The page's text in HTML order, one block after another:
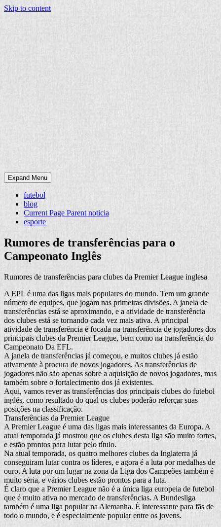
Skip to content
Expand Menu
futebol
blog
Current Page Parent noticia
esporte
Rumores de transferências para o
Campeonato Inglês
Rumores de transferências para clubes da Premier League inglesa
A EPL é uma das ligas mais populares do mundo. Tem um grande
número de equipes, que jogam nas primeiras divisões. A janela de
transferências está se aproximando, e a atividade de transferência
dos clubes está se tornando cada vez mais ativa. A principal
atividade de transferência é focada na transferência de jogadores dos
principais clubes da Premier League, bem como na transferência do
Campeonato Da EFL.
A janela de transferências já começou, e muitos clubes já estão
ativamente à procura de novos jogadores. As transferências de
jogadores não são apenas sobre a aquisição de novos jogadores, mas
também sobre o fortalecimento dos já existentes.
Aqui, vamos rever as transferências dos principais clubes do futebol
inglês, como resultado do qual os clubes poderão reforçar suas
posições na classificação.
Transferências da Premier League
A Premier League é uma das ligas mais interessantes da Europa. A
atual temporada já mostrou que os clubes desta liga são muito fortes,
e estão prontos para lutar pelo título.
Na atual temporada, os quatro melhores clubes da Inglaterra já
conseguiram lutar contra os líderes, e agora é a luta por medalhas de
ouro. A luta por um lugar na zona da Liga dos Campeões também é
muito séria, e vários clubes estão prontos para a luta.
É claro que a Premier League não é a única liga europeia de futebol
que é muito ativa no mercado de transferências. A Bundesliga
também é uma liga popular na Alemanha. É interessante para fãs de
todo o mundo, e é especialmente popular entre os jovens.